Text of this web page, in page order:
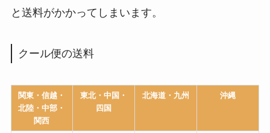
と送料がかかってしまいます。
クール便の送料
関東・信越・
北陸・中部・
関西
東北・中国・
四国
北海道・九州 沖縄